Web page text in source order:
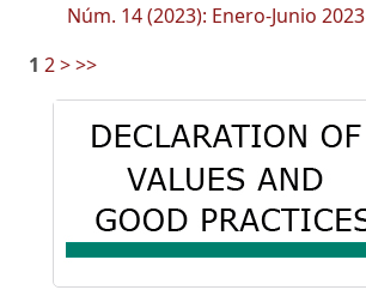
Núm. 14 (2023): Enero-Junio 2023
1 2>>>